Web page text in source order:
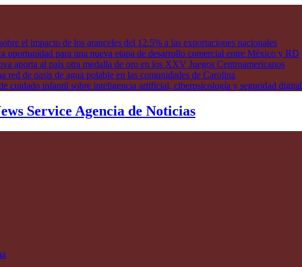
el impacto de los aranceles del 12.5% a las exportaciones nacionales
oportunidad para una nueva etapa de desarrollo comercial entre México y RD
aporta al país otra medalla de oro en los XXV Juegos Centroamericanos
red de oasis de agua potable en las comunidades de Carolina
cuidado infantil sobre inteligencia artificial, ciberpsicología y seguridad digital
Service Agencia de Noticias